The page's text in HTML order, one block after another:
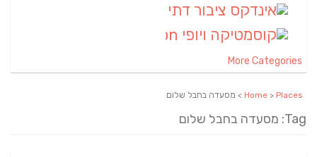
More Categories
Home>Places > מסעדה בחבל שלום
Tag: מסעדה בחבל שלום